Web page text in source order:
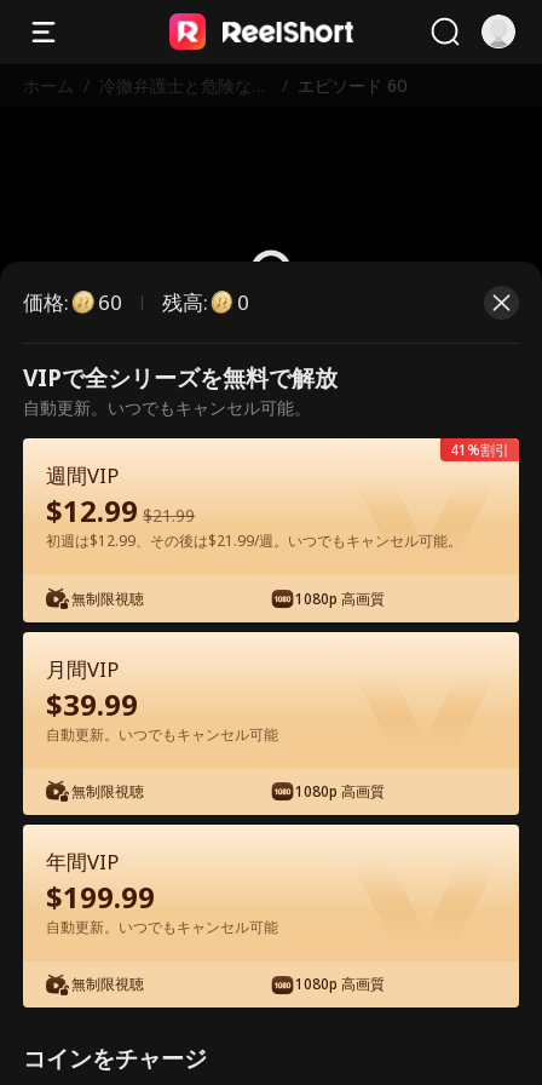
ホーム / 冷徹弁護士と危険な愛
/ エピソード 60
こちらは有料のエピソードです。視
聴いただくには解放が必要です。
アプリ内で無料視聴可能
エピソード60 - 冷徹弁護士と危険な愛の
契約 映画フル
1-50 51-60
56 58 59
価格: 60 残高: 0
VIPで全シリーズを無料で解放
自動更新。いつでもキャンセル可能。
週間VIP
$12.99 $21.99
初週は$12.99、その後は$21.99/週。いつでもキャンセル可能。
無制限視聴 1080p 高画質
41%割引
月間VIP
$39.99
自動更新。いつでもキャンセル可能
無制限視聴 1080p 高画質
年間VIP
$199.99
自動更新。いつでもキャンセル可能
無制限視聴 1080p 高画質
コインをチャージ